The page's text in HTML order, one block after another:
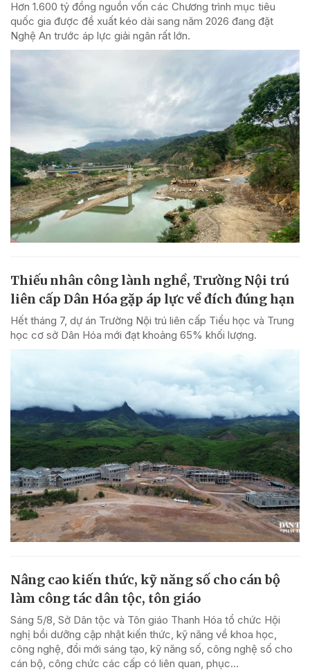
Hơn 1.600 tỷ đồng nguồn vốn các Chương trình mục tiêu
quốc gia được đề xuất kéo dài sang năm 2026 đang đặt
Nghệ An trước áp lực giải ngân rất lớn.
Thiếu nhân công lành nghề, Trường Nội trú
liên cấp Dân Hóa gặp áp lực về đích đúng hạn
Hết tháng 7, dự án Trường Nội trú liên cấp Tiểu học và Trung
học cơ sở Dân Hóa mới đạt khoảng 65% khối lượng.
Nâng cao kiến thức, kỹ năng số cho cán bộ
làm công tác dân tộc, tôn giáo
Sáng 5/8, Sở Dân tộc và Tôn giáo Thanh Hóa tổ chức Hội
nghị bồi dưỡng cập nhật kiến thức, kỹ năng về khoa học,
công nghệ, đổi mới sáng tạo, kỹ năng số, công nghệ số cho
cán bộ, công chức các cấp có liên quan, phục...